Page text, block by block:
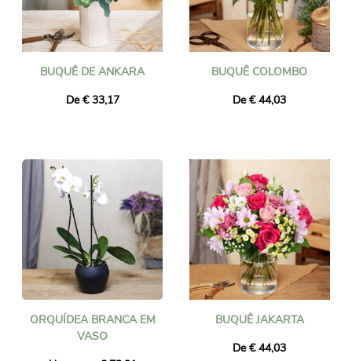
BUQUÊ DE ANKARA
De € 33,17
BUQUÊ COLOMBO
De € 44,03
ORQUÍDEA BRANCA EM
VASO
BUQUÊ JAKARTA
De € 44,03